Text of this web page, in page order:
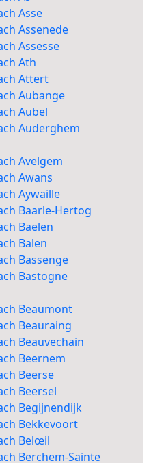
Asse
Assenede
Assesse
Ath
Attert
Aubange
Aubel
Auderghem
Avelgem
Awans
Aywaille
Baarle-Hertog
Baelen
Balen
Bassenge
Bastogne
Beaumont
Beauraing
Beauvechain
Beernem
Beerse
Beersel
Begijnendijk
Bekkevoort
Belœil
Berchem-Sainte